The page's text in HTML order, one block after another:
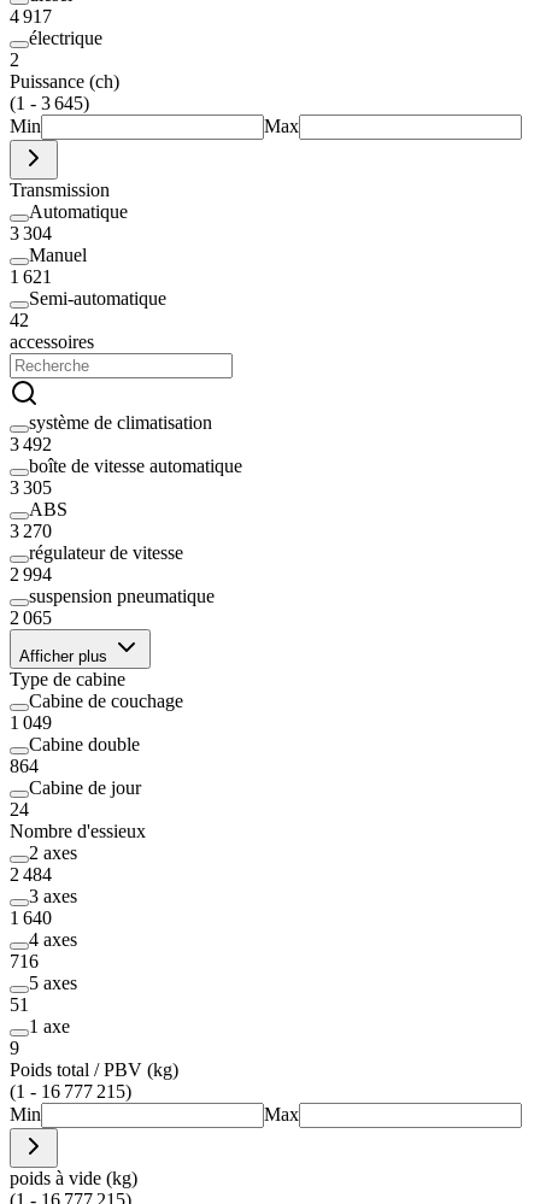
4 917
électrique
2
Puissance (ch)
(1 - 3 645)
Min
Max
Transmission
Automatique
3 304
Manuel
1 621
Semi-automatique
42
accessoires
système de climatisation
3 492
boîte de vitesse automatique
3 305
ABS
3 270
régulateur de vitesse
2 994
suspension pneumatique
2 065
Afficher plus
Type de cabine
Cabine de couchage
1 049
Cabine double
864
Cabine de jour
24
Nombre d'essieux
2 axes
2 484
3 axes
1 640
4 axes
716
5 axes
51
1 axe
9
Poids total / PBV (kg)
(1 - 16 777 215)
Min
Max
poids à vide (kg)
(1 - 16 777 215)